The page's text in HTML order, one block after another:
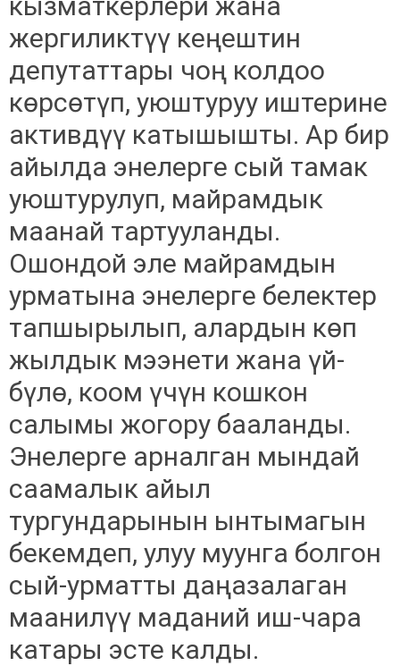
жергиликтүү кеңештин
депутаттары чоң колдоо
көрсөтүп, уюштуруу иштерине
активдүү катышышты. Ар бир
айылда энелерге сый тамак
уюштурулуп, майрамдык
маанай тартууланды.
Ошондой эле майрамдын
урматына энелерге белектер
тапшырылып, алардын көп
жылдык мээнети жана үй-
бүлө, коом үчүн кошкон
салымы жогору бааланды.
Энелерге арналган мындай
саамалык айыл
тургундарынын ынтымагын
бекемдеп, улуу муунга болгон
сый-урматты даңазалаган
маанилүү маданий иш-чара
катары эсте калды.